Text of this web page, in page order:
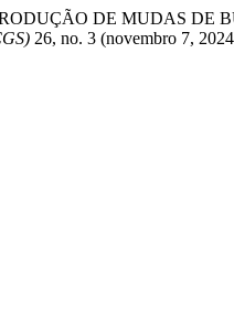
DE MUDAS
26, no. 3 (novembro 7,